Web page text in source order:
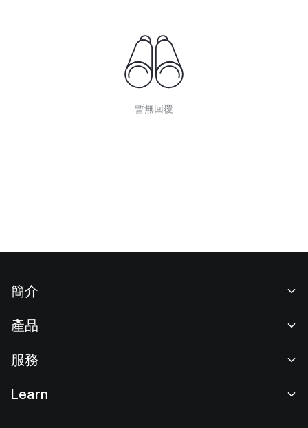
暫無回覆
簡介
新聞中心
產品
現貨交易
服務
Learn